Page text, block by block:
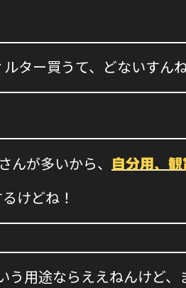
ター買うて、どないすん
んが多いから、 自分用、観
けどね！
う用途ならええねんけど、